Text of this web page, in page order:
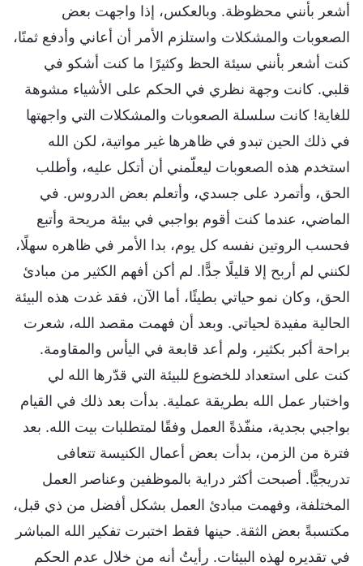
أشعر بأنني محظوظة. وبالعكس، إذا واجهت بعض
الصعوبات والمشكلات واستلزم الأمر أن أعاني وأدفع ثمنًا،
كنت أشعر بأنني سيئة الحظ وكثيرًا ما كنت أشكو في
قلبي. كانت وجهة نظري في الحكم على الأشياء مشوهة
للغاية! كانت سلسلة الصعوبات والمشكلات التي واجهتها
في ذلك الحين تبدو في ظاهرها غير مواتية، لكن الله
استخدم هذه الصعوبات ليعلّمني أن أتكل عليه، وأطلب
الحق، وأتمرد على جسدي، وأتعلم بعض الدروس. في
الماضي، عندما كنت أقوم بواجبي في بيئة مريحة وأتبع
فحسب الروتين نفسه كل يوم، بدا الأمر في ظاهره سهلًا،
لكنني لم أربح إلا قليلًا جدًّا. لم أكن أفهم الكثير من مبادئ
الحق، وكان نمو حياتي بطيئًا، أما الآن، فقد غدت هذه البيئة
الحالية مفيدة لحياتي. وبعد أن فهمت مقصد الله، شعرت
براحة أكبر بكثير، ولم أعد قابعة في اليأس والمقاومة.
كنت على استعداد للخضوع للبيئة التي قدّرها الله لي
واختبار عمل الله بطريقة عملية. بدأت بعد ذلك في القيام
بواجبي بجدية، منفّذةً العمل وفقًا لمتطلبات بيت الله. بعد
فترة من الزمن، بدأت بعض أعمال الكنيسة تتعافى
تدريجيًّا. أصبحت أكثر دراية بالموظفين وعناصر العمل
المختلفة، وفهمت مبادئ العمل بشكل أفضل من ذي قبل،
مكتسبةً بعض الثقة. حينها فقط اختبرت تفكير الله المباشر
في تقديره لهذه البيئات. رأيتُ أنه من خلال عدم الحكم